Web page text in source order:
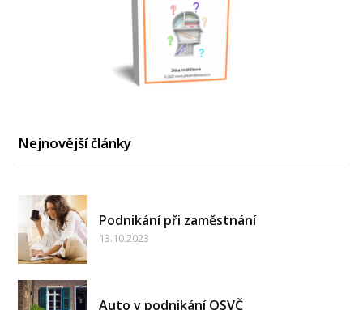
Nejnovější články
Podnikání při zaměstnání
13.10.2023
Auto v podnikání OSVČ